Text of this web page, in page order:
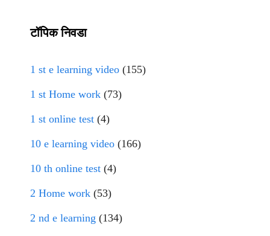
टॉपिक निवडा
1 st e learning video (155)
1 st Home work (73)
1 st online test (4)
10 e learning video (166)
10 th online test (4)
2 Home work (53)
2 nd e learning (134)